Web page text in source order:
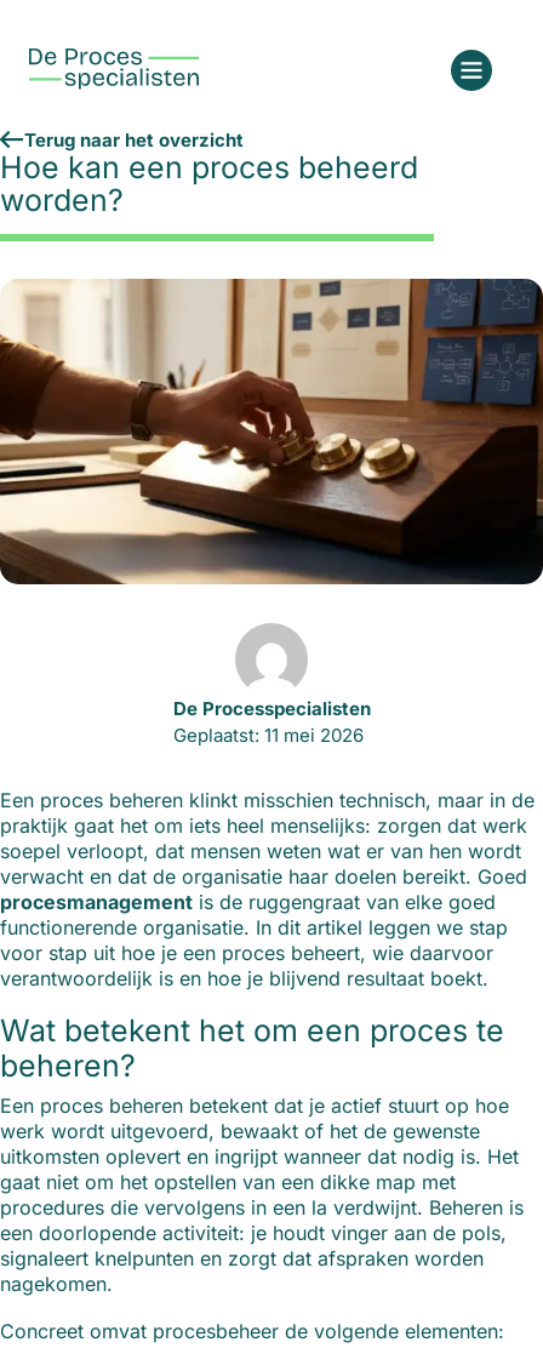
Terug naar het overzicht
Hoe kan een proces beheerd
worden?
De Processpecialisten
Geplaatst: 11 mei 2026
Een proces beheren klinkt misschien technisch, maar in de
praktijk gaat het om iets heel menselijks: zorgen dat werk
soepel verloopt, dat mensen weten wat er van hen wordt
verwacht en dat de organisatie haar doelen bereikt. Goed
procesmanagement is de ruggengraat van elke goed
functionerende organisatie. In dit artikel leggen we stap
voor stap uit hoe je een proces beheert, wie daarvoor
verantwoordelijk is en hoe je blijvend resultaat boekt.
Wat betekent het om een proces te
beheren?
Een proces beheren betekent dat je actief stuurt op hoe
werk wordt uitgevoerd, bewaakt of het de gewenste
uitkomsten oplevert en ingrijpt wanneer dat nodig is. Het
gaat niet om het opstellen van een dikke map met
procedures die vervolgens in een la verdwijnt. Beheren is
een doorlopende activiteit: je houdt vinger aan de pols,
signaleert knelpunten en zorgt dat afspraken worden
nagekomen.
Concreet omvat procesbeheer de volgende elementen: